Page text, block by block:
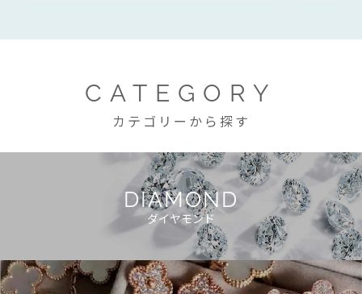
CATEGORY
カテゴリーから探す
DIAMOND
ダイヤモンド